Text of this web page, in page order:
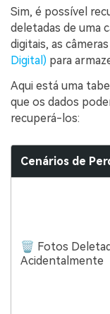
Sim, é possível
deletadas de uma
digitais, as
Digital) para
Aqui está uma
que os dados
recuperá-los:
Cenários de
🗑 Fotos
Acidentalmente